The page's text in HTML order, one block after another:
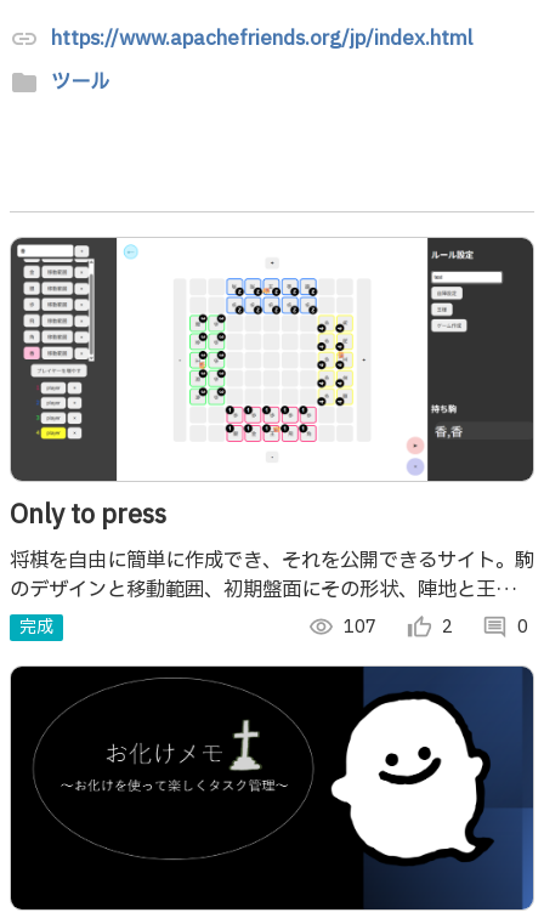
link https://www.apachefriends.org/jp/index.html
folder ツール
Only to press
将棋を自由に簡単に作成でき、それを公開できるサイト。駒
のデザインと移動範囲、初期盤面にその形状、陣地と王の設
定、初期の持ち駒、そして参加人数を変えることができる。
とても自由度の高いゲーム作成サイト。
完成 visibility 107 thumb_up_alt 2 comment 0